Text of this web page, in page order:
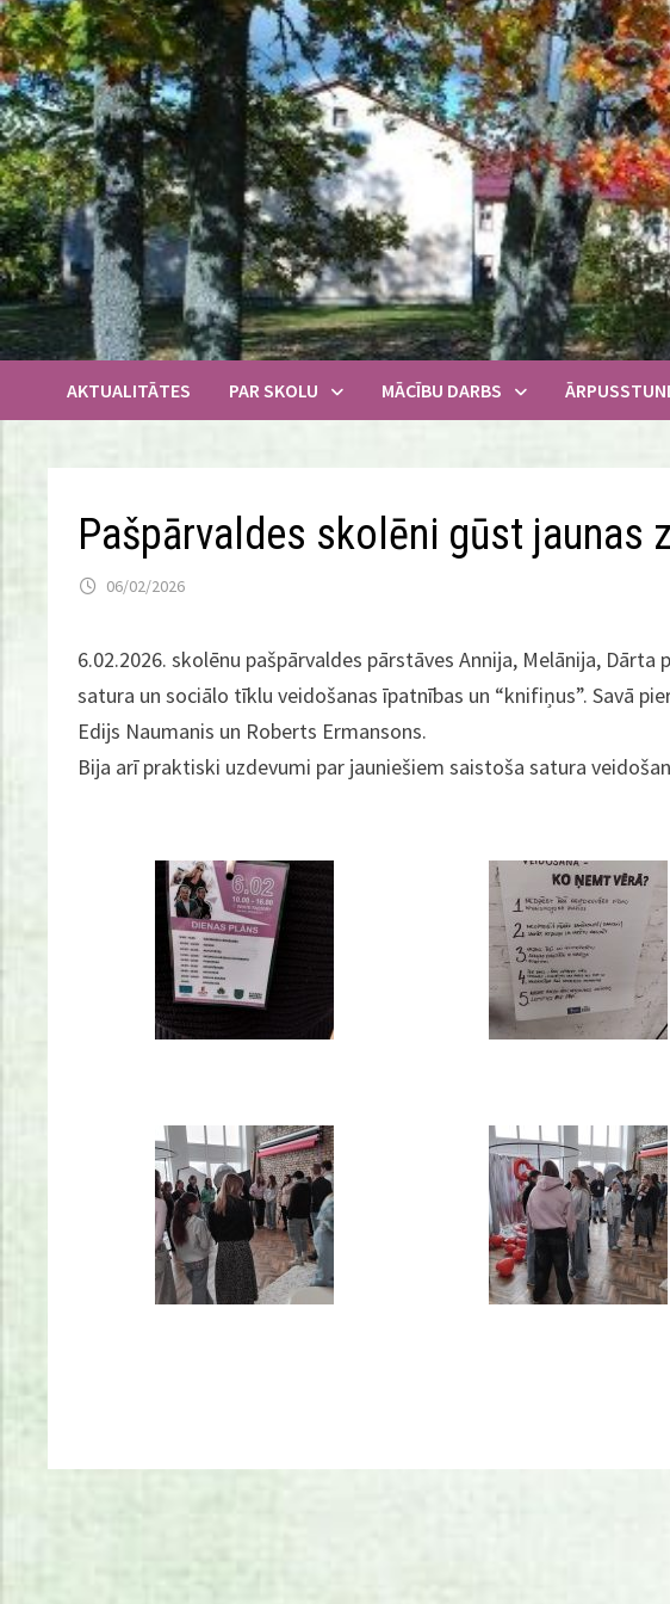
Skip
to
content
AKTUALITĀTES PAR SKOLU MĀCĪBU DARBS
Pašpārvaldes skolēni gūst jaunas
06/02/2026
6.02.2026. skolēnu pašpārvaldes pārstāves Annija, Melānija,
satura un sociālo tīklu veidošanas īpatnības un “knifiņus”. Savā
Edijs Naumanis un Roberts Ermansons.
Bija arī praktiski uzdevumi par jauniešiem saistoša satura